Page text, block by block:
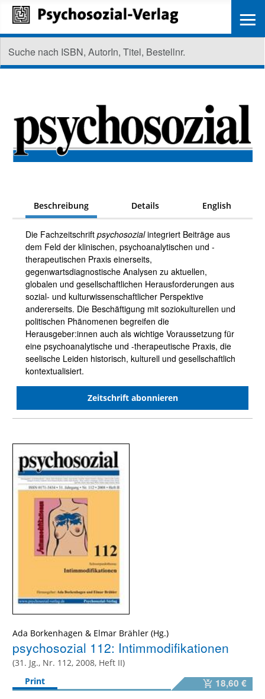
Beschreibung Details English
Die Fachzeitschrift psychosozialintegriert Beiträge aus
dem Feld der klinischen, psychoanalytischen und -
therapeutischen Praxis einerseits,
gegenwartsdiagnostische Analysen zu aktuellen,
globalen und gesellschaftlichen Herausforderungen aus
sozial- und kulturwissenschaftlicher Perspektive
andererseits. Die Beschäftigung mit soziokulturellen und
politischen Phänomenen begreifen die
Herausgeber:innen auch als wichtige Voraussetzung für
eine psychoanalytische und -therapeutische Praxis, die
seelische Leiden historisch, kulturell und gesellschaftlich
kontextualisiert.
Zeitschrift abonnieren
Ada Borkenhagen & Elmar Brähler
psychosozial 112: Intimmodifikationen
(31. Jg., Nr. 112, 2008, Heft II)
Print
18,60 €
≡